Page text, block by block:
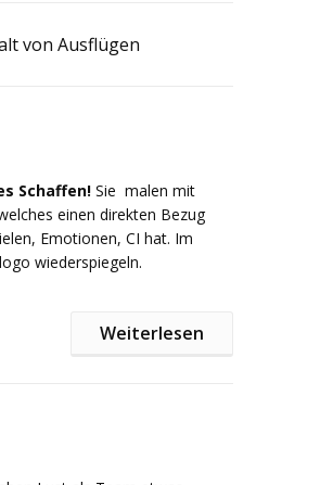
von Ausflügen
Schaffen! Sie malen mit
einen direkten Bezug
Emotionen, CI hat. Im
wiederspiegeln.
Weiterlesen